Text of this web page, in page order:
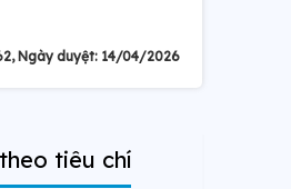
Ngày duyệt: 14/04/2026
tiêu chí